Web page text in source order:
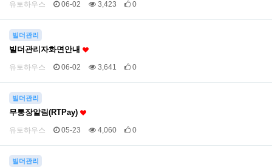
유토하우스 06-02 3,423 0
빌더관리
빌더관리자화면안내
유토하우스 06-02 3,641 0
빌더관리
무통장알림(RTPay)
유토하우스 05-23 4,060 0
빌더관리